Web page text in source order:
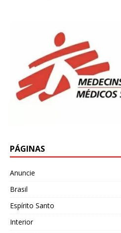
PÁGINAS
Anuncie
Brasil
Espírito Santo
Interior